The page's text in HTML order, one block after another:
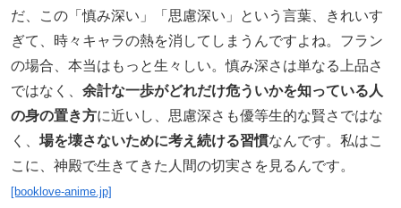
だ、この「慎み深い」「思慮深い」という言葉、きれいす
ぎて、時々キャラの熱を消してしまうんですよね。フラン
の場合、本当はもっと生々しい。慎み深さは単なる上品さ
ではなく、 余計な一歩がどれだけ危ういかを知っている人
の身の置き方に近いし、思慮深さも優等生的な賢さではな
く、 場を壊さないために考え続ける習慣なんです。私はこ
こに、神殿で生きてきた人間の切実さを見るんです。
[booklove-anime.jp]